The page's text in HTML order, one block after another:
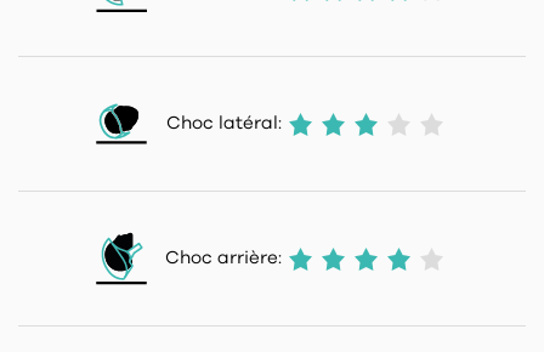
Choc latéral:
Choc arrière: